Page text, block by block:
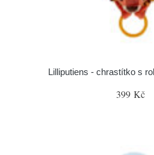
Lilliputiens - chrastítko s
399 Kč